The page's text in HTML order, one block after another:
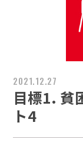
2021.12.27
目標1.
ト4